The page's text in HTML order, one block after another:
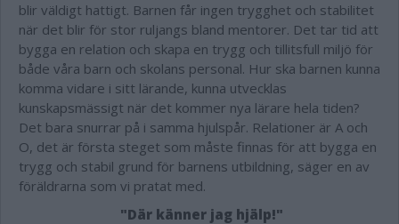
blir väldigt hattigt. Barnen får ingen trygghet och stabilitet
när det blir för stor ruljangs bland mentorer. Det tar tid att
bygga en relation och skapa en trygg och tillitsfull miljö för
både våra barn och skolans personal. Hur ska barnen kunna
komma vidare i sitt lärande, kunna utvecklas
kunskapsmässigt när det kommer nya lärare hela tiden?
Det bara snurrar på i samma hjulspår. Relationer är A och
O, det är första steget som måste finnas för att bygga en
trygg och stabil grund för barnens utbildning, säger en av
föräldrarna som vi pratat med.
"Där känner jag hjälp!"